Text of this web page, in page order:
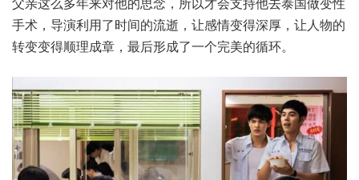
手术，导演利用了时间的流逝，让感情变得深厚，让人物的
转变变得顺理成章，最后形成了一个完美的循环。